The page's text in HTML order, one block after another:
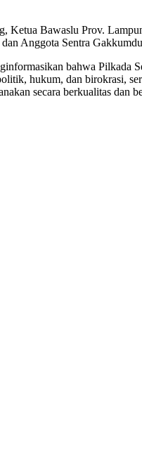
Ketua Bawaslu Prov.
Anggota Sentra
bahwa Pilkada
hukum, dan birokrasi,
secara berkualitas dan